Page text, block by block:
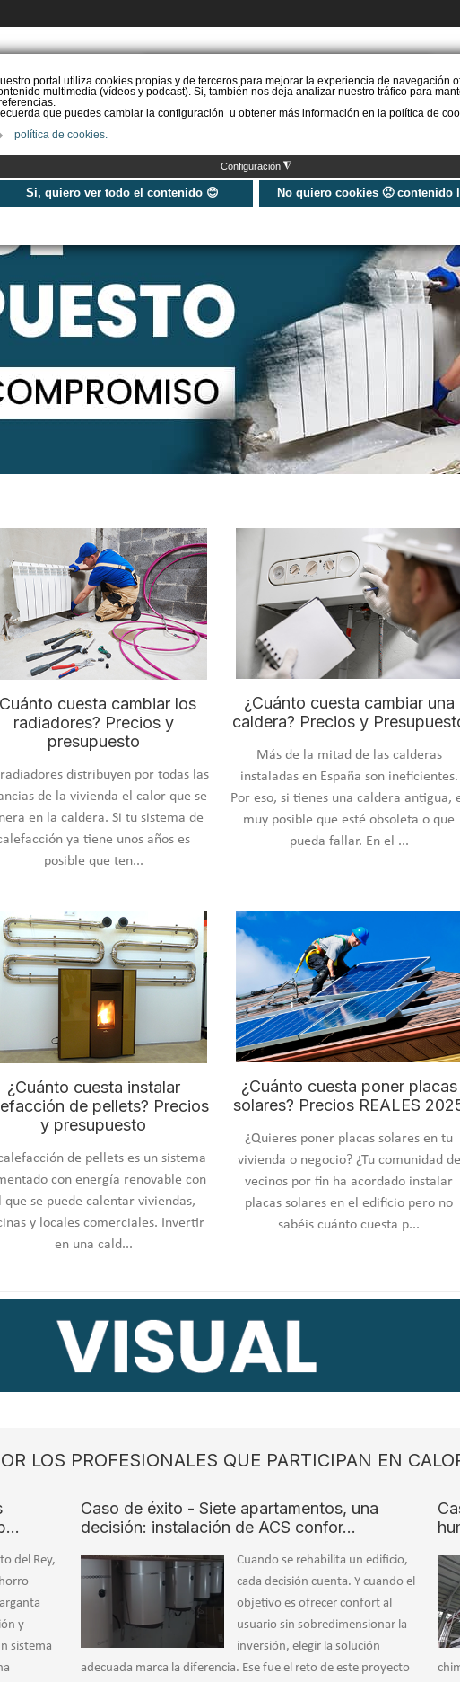
portal utiliza cookies propias y de terceros para mejorar la experiencia de navegación
multimedia (vídeos y podcast). Si, también nos deja analizar nuestro tráfico para
que puedes cambiar la configuración u obtener más información en la política de
política de cookies.
Configuración ◮
Si, quiero ver todo el contenido 😊 No quiero cookies 🙁 contenido
PIDE PRESUPUESTO
INSTAL. AEROTERMIA
cuesta cambiar los
radiadores? Precios y
presupuesto
radiadores distribuyen por todas las
de la vivienda el calor que se
en la caldera. Si tu sistema de
ya tiene unos años es
posible que ten...
¿Cuánto cuesta cambiar una
caldera? Precios y
Más de la mitad de las calderas
instaladas en España son ineficientes.
Por eso, si tienes una caldera antigua,
muy posible que esté obsoleta o que
pueda fallar. En el ...
¿Cuánto cuesta instalar
de pellets? Precios
y presupuesto
de pellets es un sistema
con energía renovable con
que se puede calentar viviendas,
y locales comerciales. Invertir
en una cald...
¿Cuánto cuesta poner placas
solares? Precios REALES
¿Quieres poner placas solares en tu
vivienda o negocio? ¿Tu comunidad de
vecinos por fin ha acordado instalar
placas solares en el edificio pero no
sabéis cuánto cuesta p...
LOS PROFESIONALES QUE PARTICIPAN EN
del Rey,
y
sistema
Caso de éxito - Siete apartamentos, una
decisión: instalación de ACS confor…
Cuando se rehabilita un edificio,
cada decisión cuenta. Y cuando el
objetivo es ofrecer confort al
usuario sin sobredimensionar la
inversión, elegir la solución
adecuada marca la diferencia. Ese fue el reto de este proyecto